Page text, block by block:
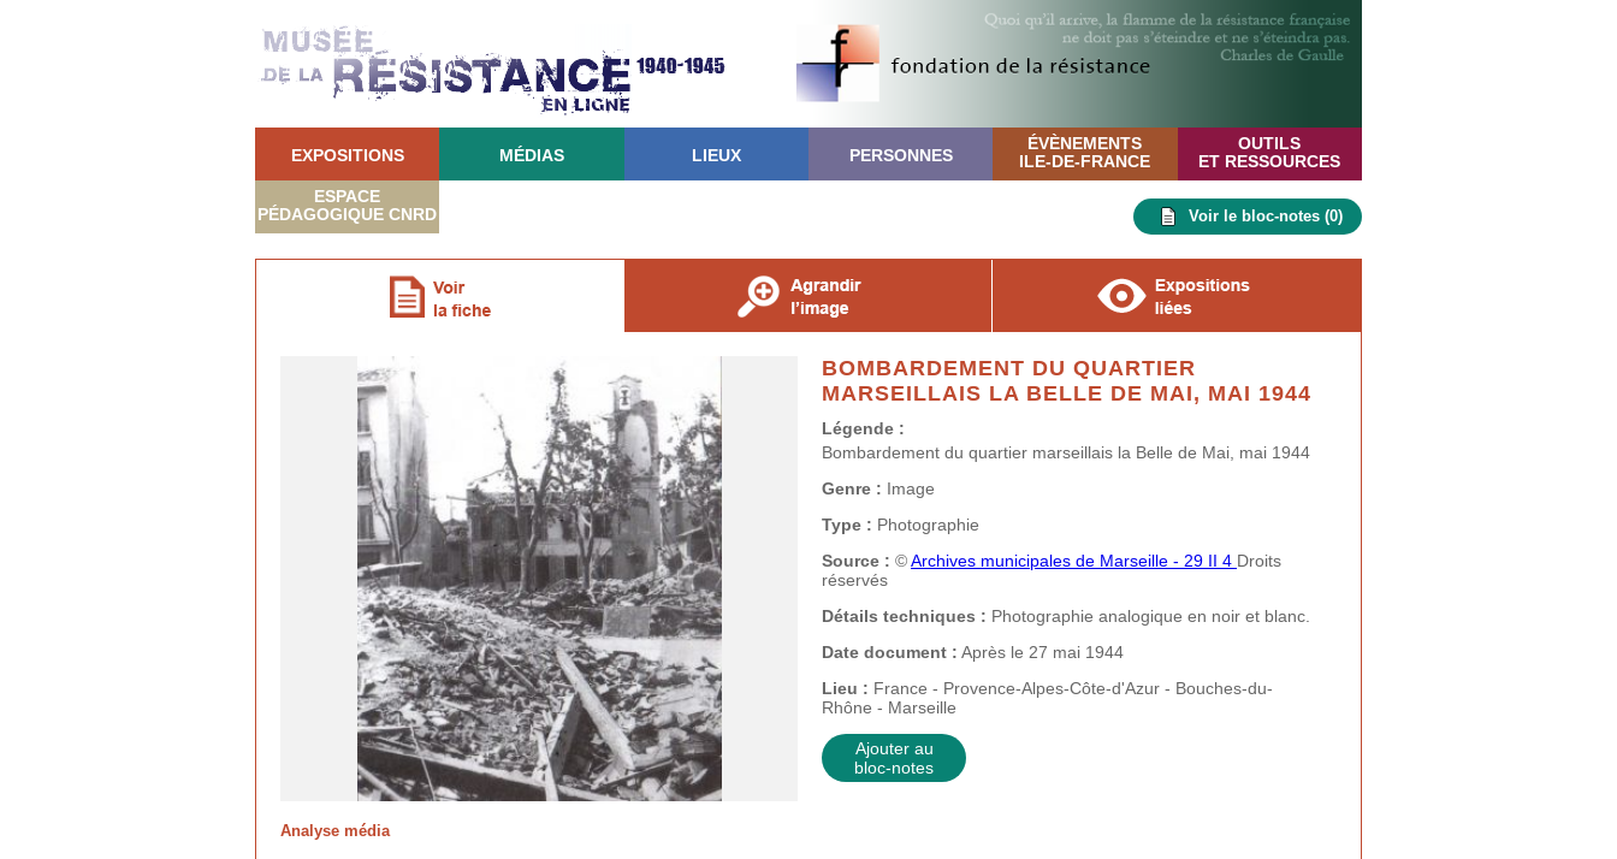
EXPOSITIONS MÉDIAS LIEUX PERSONNES
ÉVÈNEMENTS
ILE-DE-FRANCE
OUTILS
ET RESSOURCES
ESPACE
PÉDAGOGIQUE CNRD Voir le bloc-notes (0)
BOMBARDEMENT DU QUARTIER
MARSEILLAIS LA BELLE DE MAI, MAI 1944
Légende :
Bombardement du quartier marseillais la Belle de Mai, mai 1944
Genre : Image
Type : Photographie
Source : ©Archives municipales de Marseille - 29 II 4 Droits
réservés
Détails techniques : Photographie analogique en noir et blanc.
Date document : Après le 27 mai 1944
Lieu : France - Provence-Alpes-Côte-d'Azur - Bouches-du-
Rhône - Marseille
Ajouter au
bloc-notes
Analyse média